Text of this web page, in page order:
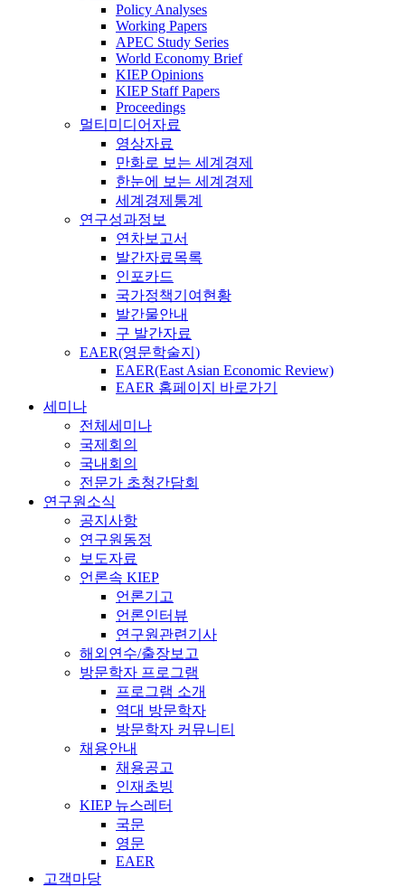
Policy Analyses
Working Papers
APEC Study Series
World Economy Brief
KIEP Opinions
KIEP Staff Papers
Proceedings
멀티미디어자료
영상자료
만화로 보는 세계경제
한눈에 보는 세계경제
세계경제통계
연구성과정보
연차보고서
발간자료목록
인포카드
국가정책기여현황
발간물안내
구 발간자료
EAER(영문학술지)
EAER(East Asian Economic Review)
EAER 홈페이지 바로가기
세미나
전체세미나
국제회의
국내회의
전문가 초청간담회
연구원소식
공지사항
연구원동정
보도자료
언론속 KIEP
언론기고
언론인터뷰
연구원관련기사
해외연수/출장보고
방문학자 프로그램
프로그램 소개
역대 방문학자
방문학자 커뮤니티
채용안내
채용공고
인재초빙
KIEP 뉴스레터
국문
영문
EAER
고객마당